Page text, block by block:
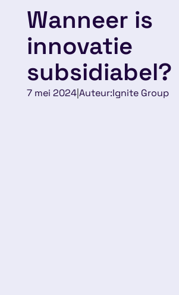
Wanneer is
innovatie
subsidiabel?
7 mei 2024|Auteur:Ignite Group